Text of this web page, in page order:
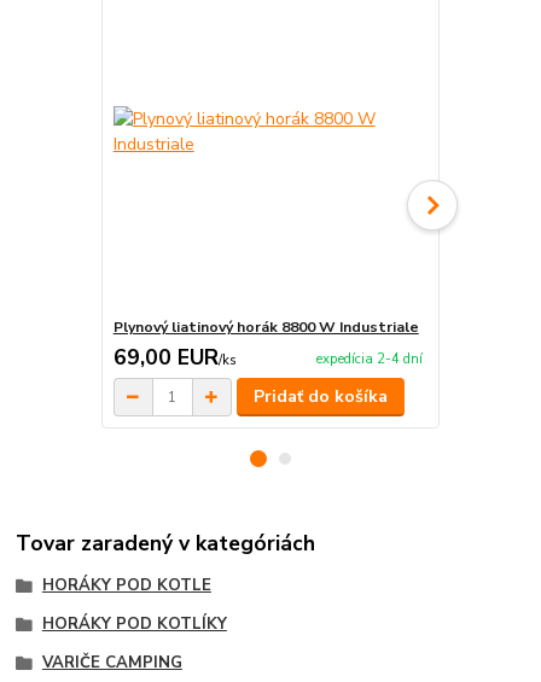
Plynový liatinový horák 8800 W Industriale
69,00 EUR/ks expedícia 2-4 dní
Pridať do košíka
Tovar zaradený v kategóriách
HORÁKY POD KOTLE
HORÁKY POD KOTLÍKY
VARIČE CAMPING